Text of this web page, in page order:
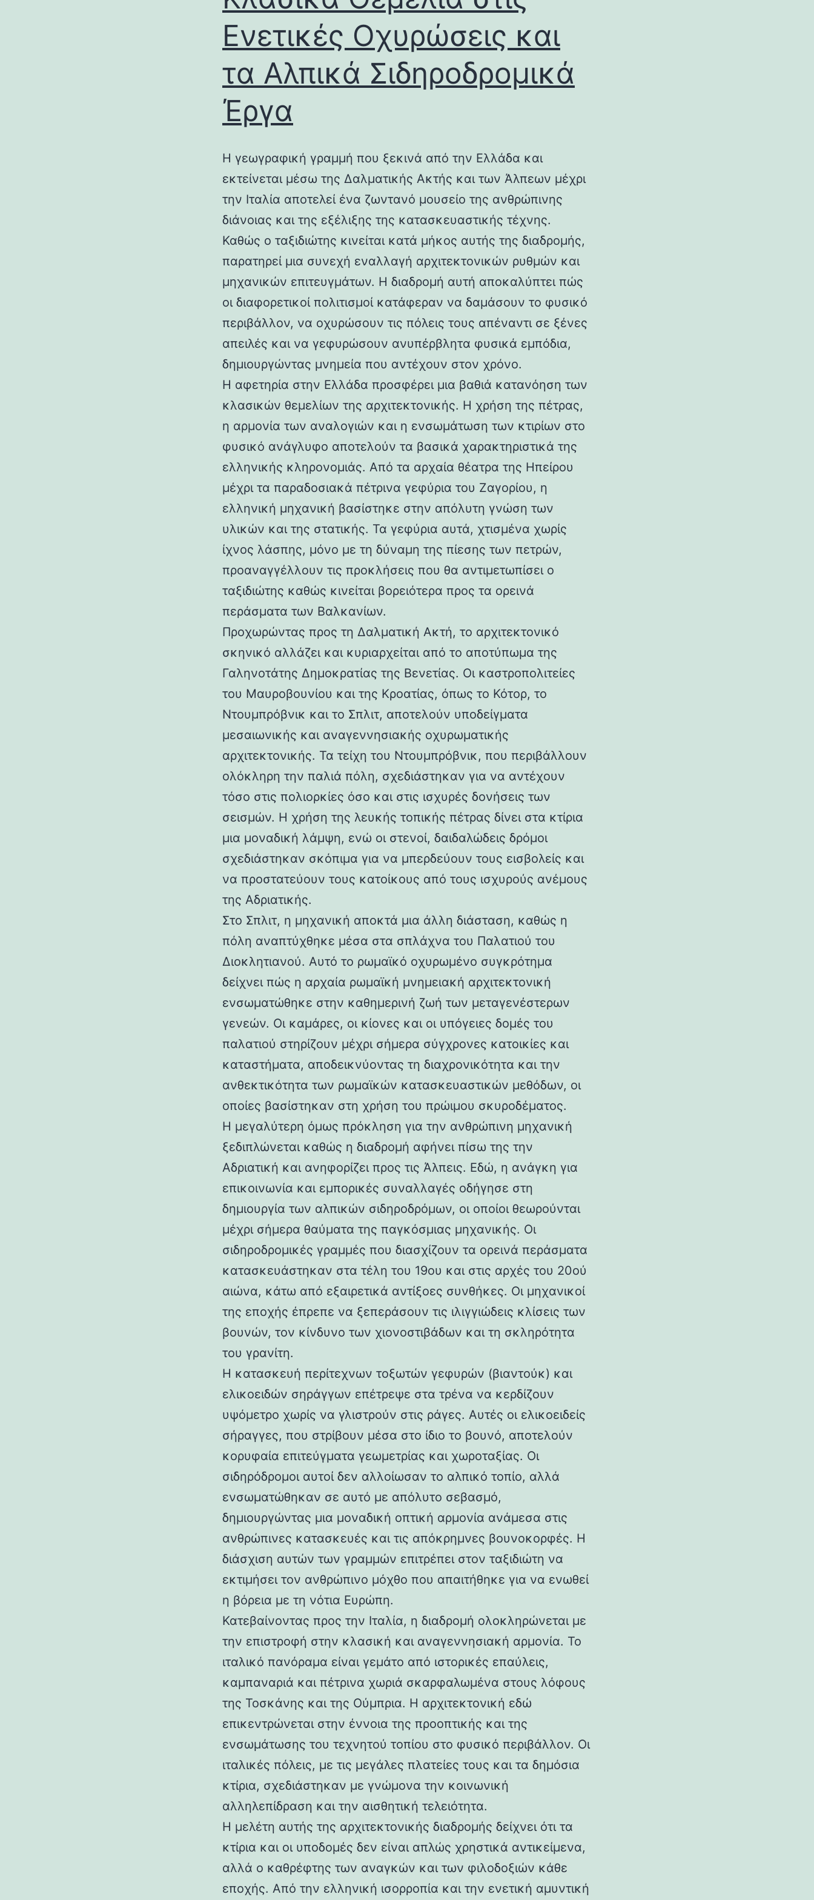
Ενετικές Οχυρώσεις και
τα Αλπικά Σιδηροδρομικά
Έργα
Η γεωγραφική γραμμή που ξεκινά από την Ελλάδα και
εκτείνεται μέσω της Δαλματικής Ακτής και των Άλπεων μέχρι
την Ιταλία αποτελεί ένα ζωντανό μουσείο της ανθρώπινης
διάνοιας και της εξέλιξης της κατασκευαστικής τέχνης.
Καθώς ο ταξιδιώτης κινείται κατά μήκος αυτής της διαδρομής,
παρατηρεί μια συνεχή εναλλαγή αρχιτεκτονικών ρυθμών και
μηχανικών επιτευγμάτων. Η διαδρομή αυτή αποκαλύπτει πώς
οι διαφορετικοί πολιτισμοί κατάφεραν να δαμάσουν το φυσικό
περιβάλλον, να οχυρώσουν τις πόλεις τους απέναντι σε ξένες
απειλές και να γεφυρώσουν ανυπέρβλητα φυσικά εμπόδια,
δημιουργώντας μνημεία που αντέχουν στον χρόνο.
Η αφετηρία στην Ελλάδα προσφέρει μια βαθιά κατανόηση των
κλασικών θεμελίων της αρχιτεκτονικής. Η χρήση της πέτρας,
η αρμονία των αναλογιών και η ενσωμάτωση των κτιρίων στο
φυσικό ανάγλυφο αποτελούν τα βασικά χαρακτηριστικά της
ελληνικής κληρονομιάς. Από τα αρχαία θέατρα της Ηπείρου
μέχρι τα παραδοσιακά πέτρινα γεφύρια του Ζαγορίου, η
ελληνική μηχανική βασίστηκε στην απόλυτη γνώση των
υλικών και της στατικής. Τα γεφύρια αυτά, χτισμένα χωρίς
ίχνος λάσπης, μόνο με τη δύναμη της πίεσης των πετρών,
προαναγγέλλουν τις προκλήσεις που θα αντιμετωπίσει ο
ταξιδιώτης καθώς κινείται βορειότερα προς τα ορεινά
περάσματα των Βαλκανίων.
Προχωρώντας προς τη Δαλματική Ακτή, το αρχιτεκτονικό
σκηνικό αλλάζει και κυριαρχείται από το αποτύπωμα της
Γαληνοτάτης Δημοκρατίας της Βενετίας. Οι καστροπολιτείες
του Μαυροβουνίου και της Κροατίας, όπως το Κότορ, το
Ντουμπρόβνικ και το Σπλιτ, αποτελούν υποδείγματα
μεσαιωνικής και αναγεννησιακής οχυρωματικής
αρχιτεκτονικής. Τα τείχη του Ντουμπρόβνικ, που περιβάλλουν
ολόκληρη την παλιά πόλη, σχεδιάστηκαν για να αντέχουν
τόσο στις πολιορκίες όσο και στις ισχυρές δονήσεις των
σεισμών. Η χρήση της λευκής τοπικής πέτρας δίνει στα κτίρια
μια μοναδική λάμψη, ενώ οι στενοί, δαιδαλώδεις δρόμοι
σχεδιάστηκαν σκόπιμα για να μπερδεύουν τους εισβολείς και
να προστατεύουν τους κατοίκους από τους ισχυρούς ανέμους
της Αδριατικής.
Στο Σπλιτ, η μηχανική αποκτά μια άλλη διάσταση, καθώς η
πόλη αναπτύχθηκε μέσα στα σπλάχνα του Παλατιού του
Διοκλητιανού. Αυτό το ρωμαϊκό οχυρωμένο συγκρότημα
δείχνει πώς η αρχαία ρωμαϊκή μνημειακή αρχιτεκτονική
ενσωματώθηκε στην καθημερινή ζωή των μεταγενέστερων
γενεών. Οι καμάρες, οι κίονες και οι υπόγειες δομές του
παλατιού στηρίζουν μέχρι σήμερα σύγχρονες κατοικίες και
καταστήματα, αποδεικνύοντας τη διαχρονικότητα και την
ανθεκτικότητα των ρωμαϊκών κατασκευαστικών μεθόδων, οι
οποίες βασίστηκαν στη χρήση του πρώιμου σκυροδέματος.
Η μεγαλύτερη όμως πρόκληση για την ανθρώπινη μηχανική
ξεδιπλώνεται καθώς η διαδρομή αφήνει πίσω της την
Αδριατική και ανηφορίζει προς τις Άλπεις. Εδώ, η ανάγκη για
επικοινωνία και εμπορικές συναλλαγές οδήγησε στη
δημιουργία των αλπικών σιδηροδρόμων, οι οποίοι θεωρούνται
μέχρι σήμερα θαύματα της παγκόσμιας μηχανικής. Οι
σιδηροδρομικές γραμμές που διασχίζουν τα ορεινά περάσματα
κατασκευάστηκαν στα τέλη του 19ου και στις αρχές του 20ού
αιώνα, κάτω από εξαιρετικά αντίξοες συνθήκες. Οι μηχανικοί
της εποχής έπρεπε να ξεπεράσουν τις ιλιγγιώδεις κλίσεις των
βουνών, τον κίνδυνο των χιονοστιβάδων και τη σκληρότητα
του γρανίτη.
Η κατασκευή περίτεχνων τοξωτών γεφυρών (βιαντούκ) και
ελικοειδών σηράγγων επέτρεψε στα τρένα να κερδίζουν
υψόμετρο χωρίς να γλιστρούν στις ράγες. Αυτές οι ελικοειδείς
σήραγγες, που στρίβουν μέσα στο ίδιο το βουνό, αποτελούν
κορυφαία επιτεύγματα γεωμετρίας και χωροταξίας. Οι
σιδηρόδρομοι αυτοί δεν αλλοίωσαν το αλπικό τοπίο, αλλά
ενσωματώθηκαν σε αυτό με απόλυτο σεβασμό,
δημιουργώντας μια μοναδική οπτική αρμονία ανάμεσα στις
ανθρώπινες κατασκευές και τις απόκρημνες βουνοκορφές. Η
διάσχιση αυτών των γραμμών επιτρέπει στον ταξιδιώτη να
εκτιμήσει τον ανθρώπινο μόχθο που απαιτήθηκε για να ενωθεί
η βόρεια με τη νότια Ευρώπη.
Κατεβαίνοντας προς την Ιταλία, η διαδρομή ολοκληρώνεται με
την επιστροφή στην κλασική και αναγεννησιακή αρμονία. Το
ιταλικό πανόραμα είναι γεμάτο από ιστορικές επαύλεις,
καμπαναριά και πέτρινα χωριά σκαρφαλωμένα στους λόφους
της Τοσκάνης και της Ούμπρια. Η αρχιτεκτονική εδώ
επικεντρώνεται στην έννοια της προοπτικής και της
ενσωμάτωσης του τεχνητού τοπίου στο φυσικό περιβάλλον. Οι
ιταλικές πόλεις, με τις μεγάλες πλατείες τους και τα δημόσια
κτίρια, σχεδιάστηκαν με γνώμονα την κοινωνική
αλληλεπίδραση και την αισθητική τελειότητα.
Η μελέτη αυτής της αρχιτεκτονικής διαδρομής δείχνει ότι τα
κτίρια και οι υποδομές δεν είναι απλώς χρηστικά αντικείμενα,
αλλά ο καθρέφτης των αναγκών και των φιλοδοξιών κάθε
εποχής. Από την ελληνική ισορροπία και την ενετική αμυντική